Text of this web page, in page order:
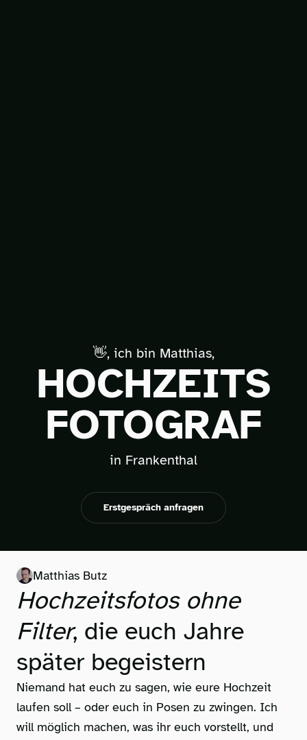
👋, ich bin Matthias,
HOCHZEITS
FOTOGRAF
in Frankenthal
Erstgespräch anfragen
Matthias Butz
Hochzeitsfotos ohne
Filter, die euch Jahre
später begeistern
Niemand hat euch zu sagen, wie eure Hochzeit
laufen soll – oder euch in Posen zu zwingen. Ich
will möglich machen, was ihr euch vorstellt, und